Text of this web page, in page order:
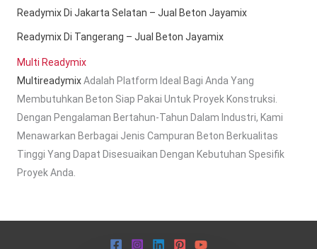
Readymix Di Jakarta Selatan – Jual Beton Jayamix
Readymix Di Tangerang – Jual Beton Jayamix
Multi Readymix
MultireadymixAdalah Platform Ideal Bagi Anda Yang
Membutuhkan Beton Siap Pakai Untuk Proyek Konstruksi.
Dengan Pengalaman Bertahun-Tahun Dalam Industri, Kami
Menawarkan Berbagai Jenis Campuran Beton Berkualitas
Tinggi Yang Dapat Disesuaikan Dengan Kebutuhan Spesifik
Proyek Anda.